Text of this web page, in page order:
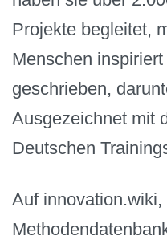
Projekte begleitet,
Menschen
geschrieben,
Ausgezeichnet mit
Deutschen
Auf